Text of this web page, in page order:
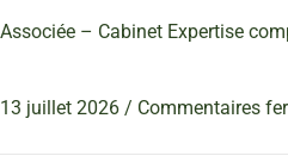
Associée – Cabinet Expertise
13 juillet 2026 / Commentaires